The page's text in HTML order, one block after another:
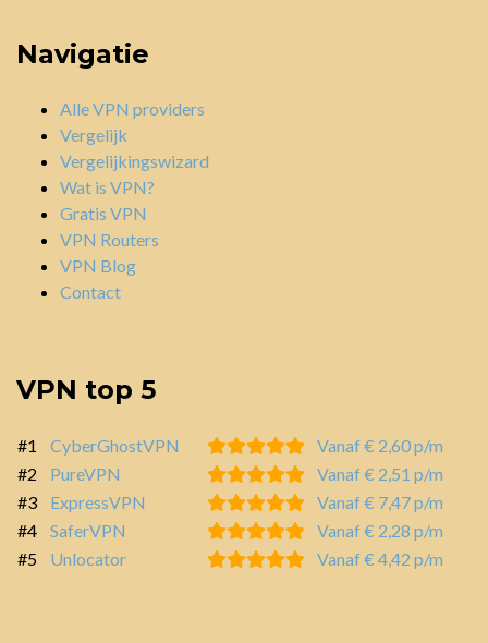
Navigatie
Alle VPN providers
Vergelijk
Vergelijkingswizard
Wat is VPN?
Gratis VPN
VPN Routers
VPN Blog
Contact
VPN top 5
#1 CyberGhostVPN
Vanaf € 2,60 p/m
#2
PureVPN
Vanaf € 2,51 p/m
#3
ExpressVPN
Vanaf € 7,47 p/m
#4
SaferVPN
Vanaf € 2,28 p/m
#5
Unlocator Vanaf € 4,42 p/m